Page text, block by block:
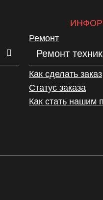
Ремонт
Ремонт
Как сделать заказ
Статус заказа
Как стать нашим